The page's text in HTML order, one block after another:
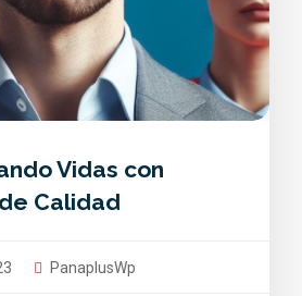
Vidas con
Calidad
PanaplusWp